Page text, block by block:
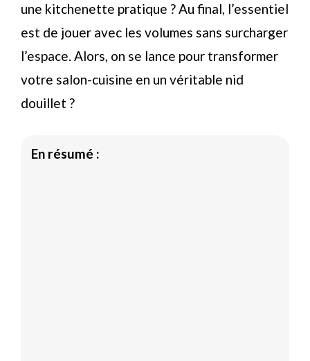
une kitchenette pratique ? Au final, l’essentiel
est de jouer avec les volumes sans surcharger
l’espace. Alors, on se lance pour transformer
votre salon-cuisine en un véritable nid
douillet ?
En résumé :